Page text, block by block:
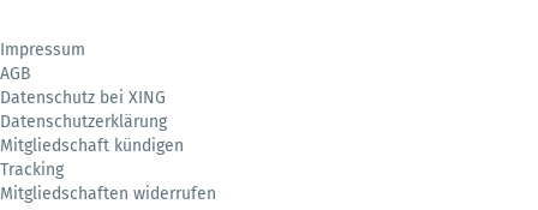
Impressum
AGB
Datenschutz bei XING
Datenschutzerklärung
Mitgliedschaft kündigen
Tracking
Mitgliedschaften widerrufen